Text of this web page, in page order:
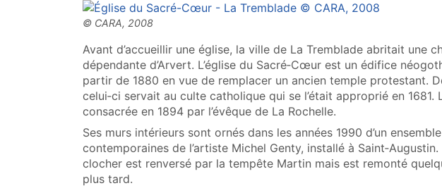
Avant d’accueillir une église, la ville de La Tremblade abritait une
dépendante d’Arvert. L’église du Sacré‑Cœur est un édifice
partir de 1880 en vue de remplacer un ancien temple protestant.
celui‑ci servait au culte catholique qui se l’était approprié en 1681.
consacrée en 1894 par l’évêque de La Rochelle.
Ses murs intérieurs sont ornés dans les années 1990 d’un
contemporaines de l’artiste Michel Genty, installé à Saint‑Augustin.
clocher est renversé par la tempête Martin mais est remonté
plus tard.